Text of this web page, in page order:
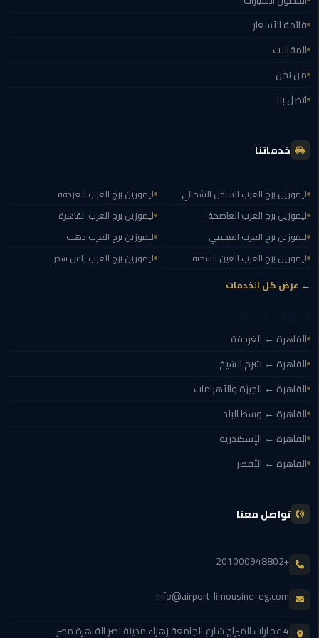
الغردقة
شرم
الشيخ
ليموزين
علم
اسكندرية
الساحل
الشمالي
خدمة
القاهرة
ليموزين
ليموزين
مرسيدس
أسعار
مطار
برج
اسعار
من
قائمة الأسعار
المقالات
من نحن
اتصل بنا
خدماتنا
ليموزين برج العرب الساحل الشمالي
ليموزين برج العرب العاصمة
ليموزين برج العرب العجمي
ليموزين برج العرب العين السخنة
ليموزين برج العرب الغردقة
ليموزين برج العرب القاهرة
ليموزين برج العرب دهب
ليموزين برج العرب راس سدر
← عرض كل الخدمات
القاهرة ← الغردقة
القاهرة ← شرم الشيخ
القاهرة ← الجيزة والأهرامات
القاهرة ← وسط البلد
القاهرة ← الإسكندرية
القاهرة ← الأقصر
تواصل معنا
+201000948802
info@airport-limousine-eg.com
4 عمارات الميراج شارع الجامعة زهراء مدينة نصر القاهرة مصر